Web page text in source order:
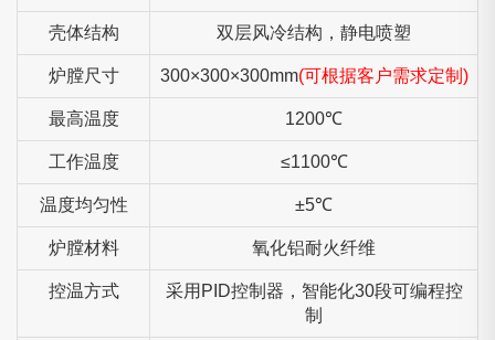
壳体结构 双层风冷结构，静电喷塑
炉膛尺寸 300×300×300mm(可根据客户需求定制)
最高温度 1200℃
工作温度 ≤1100℃
温度均匀性 ±5℃
炉膛材料 氧化铝耐火纤维
控温方式
采用PID控制器，智能化30段可编程控
制